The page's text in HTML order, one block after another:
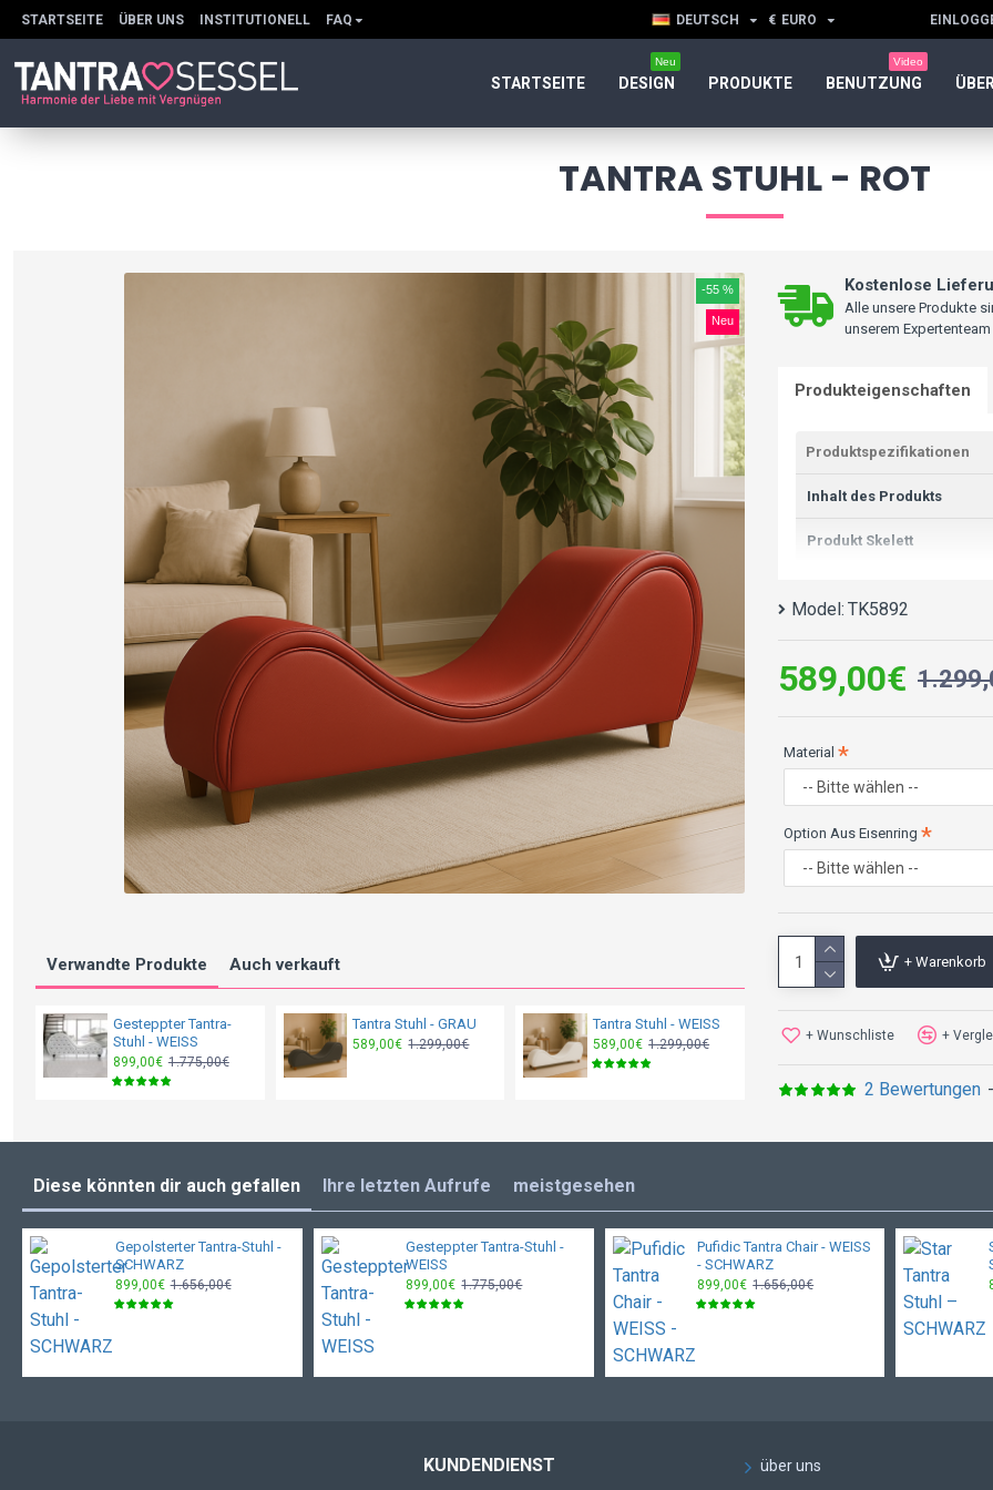
STARTSEITE ÜBER UNS INSTITUTIONELL FAQ DEUTSCH € EURO
STARTSEITE DESIGN
Neu
PRODUKTE BENUTZUNG
Video
TANTRA STUHL - ROT
Neu
-55 %
Verwandte Produkte Auch verkauft
Gesteppter Tantra-
Stuhl - WEISS
899,00€ 1.775,00€
Tantra Stuhl - GRAU
589,00€ 1.299,00€
Tantra Stuhl - WEISS
589,00€ 1.299,00€
Tantra Stuhl - GRÜN
589,00€ 1.299,00€
Kostenlose
Alle unsere Produkte
unserem
Produkteigenschaften
Produktspezifikationen
Inhalt des Produkts
Produkt Skelett
Stofffunktion
Fußmaterial
Textilpflege-/
Maximale
Produktabmessungen
Größe
Model: TK5892
2 Bewertungen -
589,00€
Material
Option Aus Eısenring
+ Warenkorb
+ Wunschliste +
Diese könnten dir auch gefallen Ihre letzten Aufrufe meistgesehen
Gepolsterter Tantra-Stuhl -
SCHWARZ
899,00€ 1.656,00€
Gesteppter Tantra-Stuhl -
WEISS
899,00€ 1.775,00€
Pufidic Tantra Chair - WEISS
- SCHWARZ
899,00€ 1.656,00€
KUNDENDIENST über uns